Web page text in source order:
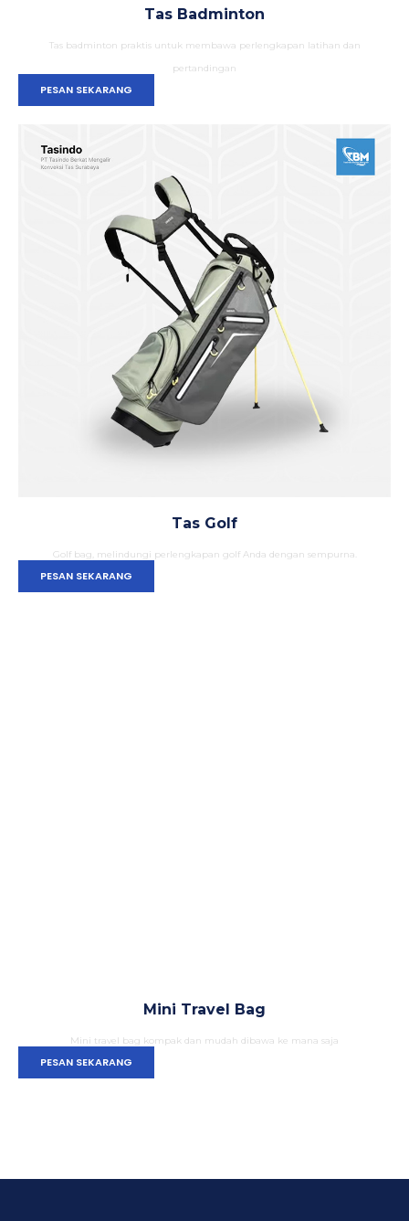
Tas Badminton
Tas badminton praktis untuk membawa perlengkapan latihan dan
pertandingan
PESAN SEKARANG
Tas Golf
Golf bag, melindungi perlengkapan golf Anda dengan sempurna.
PESAN SEKARANG
Mini Travel Bag
Mini travel bag kompak dan mudah dibawa ke mana saja
PESAN SEKARANG